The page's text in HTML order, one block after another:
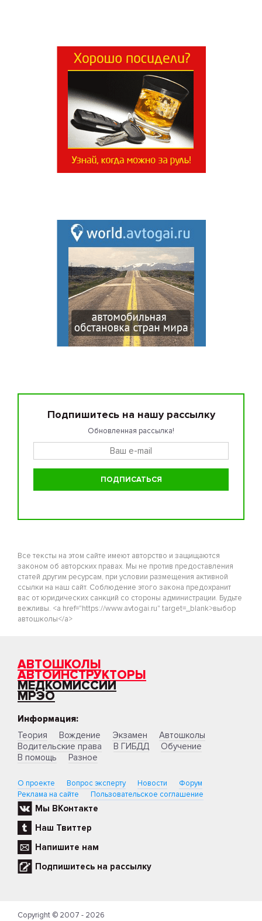
Подпишитесь на нашу рассылку
Обновленная рассылка!
Все тексты на этом сайте имеют авторство и защищаются
законом об авторских правах. Мы не против предоставления
статей другим ресурсам, при условии размещения активной
ссылки на наш сайт. Соблюдение этого закона предохранит
вас от юридических санкций со стороны администрации. Будьте
вежливы. <a href="https://www.avtogai.ru" target=_blank>выбор
автошколы</a>
АВТОШКОЛЫ
АВТОИНСТРУКТОРЫ
МЕДКОМИССИИ
МРЭО
Информация:
Теория
Вождение Экзамен
Автошколы
Водительские права
В ГИБДД
Обучение
В помощь
Разное
О проекте Вопрос эксперту Новости
Форум
Реклама на сайте
Пользовательское соглашение
Мы ВКонтакте
Наш Твиттер
Напишите нам
Подпишитесь на рассылку
Copyright © 2007 - 2026